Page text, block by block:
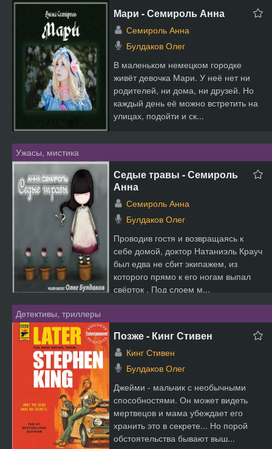
Мари - Семироль Анна
Семироль Анна
Булдаков Олег
В маленьком немецком городке
живёт девочка Мари. У неё нет ни
родителей, ни дома, ни друзей. Но
каждый день её можно встретить на
улицах, подойти и ск...
Ужасы, мистика
Седые травы - Семироль
Анна
Семироль Анна
Булдаков Олег
Проводив гостя и возвращаясь к
себе домой, доктор Натаниэль Крауч
был едва не сбит экипажем, из
которого прямо к его ногам выпал
свёрток . Под слоем м...
Детективы, триллеры
Позже - Кинг Стивен
Кинг Стивен
Булдаков Олег
Джейми - мальчик с необычными
способностями. Он может видеть
мертвецов и мама убеждает его
хранить это в секрете... Но порой
обстоятельства бывают выш...